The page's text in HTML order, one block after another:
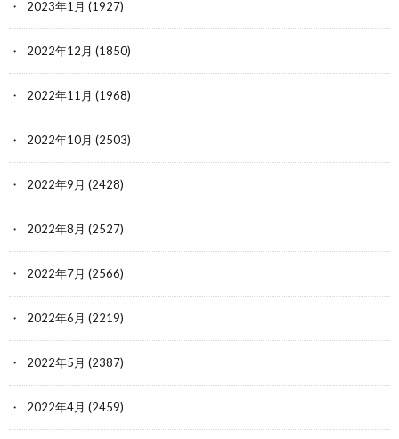
2023年1月 (1927)
2022年12月 (1850)
2022年11月 (1968)
2022年10月 (2503)
2022年9月 (2428)
2022年8月 (2527)
2022年7月 (2566)
2022年6月 (2219)
2022年5月 (2387)
2022年4月 (2459)